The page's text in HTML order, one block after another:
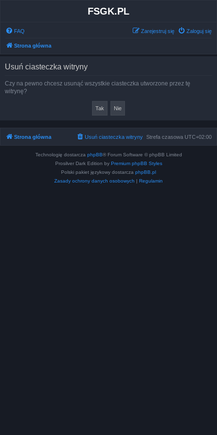
FSGK.PL
FAQ Zaloguj się
Zarejestruj się
Strona główna
Usuń ciasteczka witryny
Czy na pewno chcesz usunąć wszystkie ciasteczka utworzone przez tę
witrynę?
Strona główna Strefa czasowa UTC+02:00
Usuń ciasteczka witryny
Technologię dostarcza phpBB® Forum Software © phpBB Limited
Prosilver Dark Edition by Premium phpBB Styles
Polski pakiet językowy dostarcza phpBB.pl
Zasady ochrony danych osobowych | Regulamin